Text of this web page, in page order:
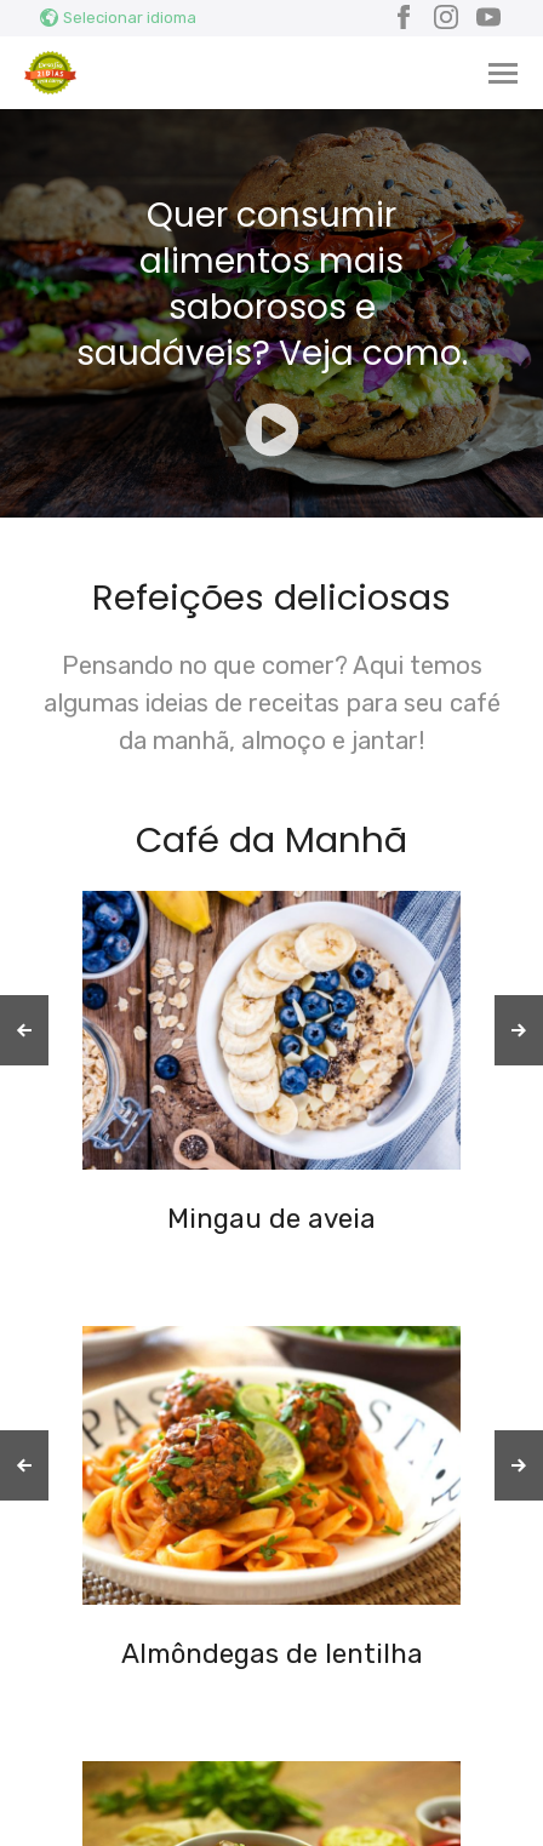
Selecionar idioma Facebook
Instagram
Receitas
Quer consumir
alimentos mais
saborosos e
saudáveis? Veja como.
Refeições deliciosas
Pensando no que comer? Aqui temos
algumas ideias de receitas para seu café
da manhã, almoço e jantar!
Café da Manhã
Mingau de aveia
Almôndegas de lentilha
aqui...
Enviar
COMO MUDAR
RECEITAS
SAÚDE
CONECTE-SE
INSPIRE
BLOG